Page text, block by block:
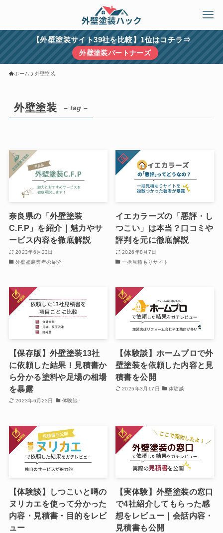
【外壁塗装サイト39社を比較】1位はコチラ⇒
外壁塗装パートナーズ
ホーム 外壁塗装
外壁塗装 – tag –
奈良県の「外壁塗装
C.F.P」を紹介｜魅力やサ
ービス内容を徹底解説
2023年6月23日
外壁塗装業者の紹介
イエカラーズの「悪評・し
つこい」は本当？口コミや
評判を元に徹底解説
2026年8月7日
一括見積もりサイト
【保存版】外壁塗装13社
に依頼した結果！見積書か
ら分かる塗料や足場の相場
を暴露
2023年6月23日 体験談
【体験談】ホームプロで外
壁塗装を依頼した内容と見
積書を公開
2025年3月17日 体験談
【体験談】しつこいと噂の
ヌリカエを使って分かった
内容・見積書・目的をレビ
ュー
【実体験】外壁塗装の窓口
で4社紹介してもらった感
想をレビュー｜会話内容・
見積書も公開